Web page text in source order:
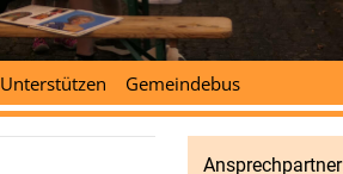
Unterstützen Gemeindebus
nach:
Ansprechpartner